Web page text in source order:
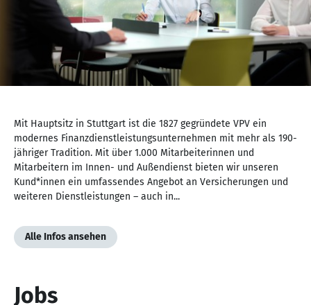
von
NaN
Mit Hauptsitz in Stuttgart ist die 1827 gegründete VPV ein
modernes Finanzdienstleistungsunternehmen mit mehr als 190-
jähriger Tradition. Mit über 1.000 Mitarbeiterinnen und
Mitarbeitern im Innen- und Außendienst bieten wir unseren
Kund*innen ein umfassendes Angebot an Versicherungen und
weiteren Dienstleistungen – auch in...
Alle Infos ansehen
Jobs